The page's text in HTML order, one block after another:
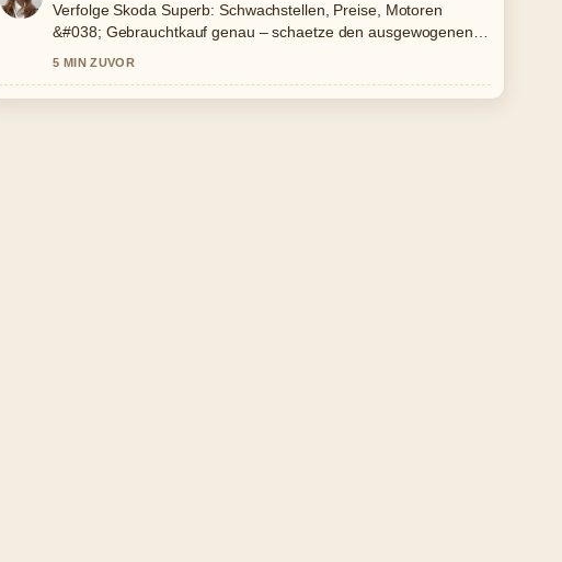
Verfolge Skoda Superb: Schwachstellen, Preise, Motoren
&#038; Gebrauchtkauf genau – schaetze den ausgewogenen
5 MIN ZUVOR